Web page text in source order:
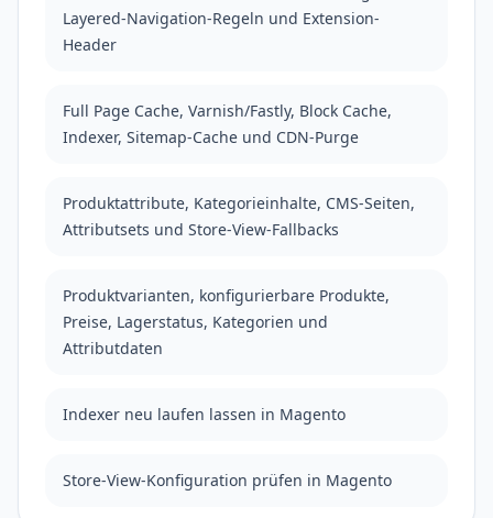
Layered-Navigation-Regeln und Extension-
Header
Full Page Cache, Varnish/Fastly, Block Cache,
Indexer, Sitemap-Cache und CDN-Purge
Produktattribute, Kategorieinhalte, CMS-Seiten,
Attributsets und Store-View-Fallbacks
Produktvarianten, konfigurierbare Produkte,
Preise, Lagerstatus, Kategorien und
Attributdaten
Indexer neu laufen lassen in Magento
Store-View-Konfiguration prüfen in Magento